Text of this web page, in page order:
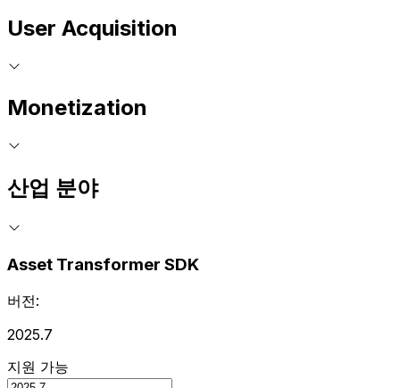
User Acquisition
Monetization
산업 분야
Asset Transformer SDK
버전:
2025.7
지원 가능